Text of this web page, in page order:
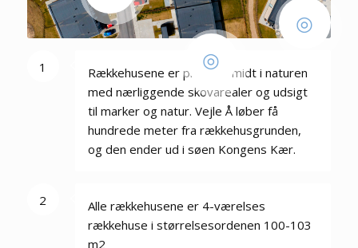
1
2
1
Rækkehusene er placeret midt i naturen
med nærliggende skovarealer og udsigt
til marker og natur. Vejle Å løber få
hundrede meter fra rækkehusgrunden,
og den ender ud i søen Kongens Kær.
2
Alle rækkehusene er 4-værelses
rækkehuse i størrelsesordenen 100-103
m2